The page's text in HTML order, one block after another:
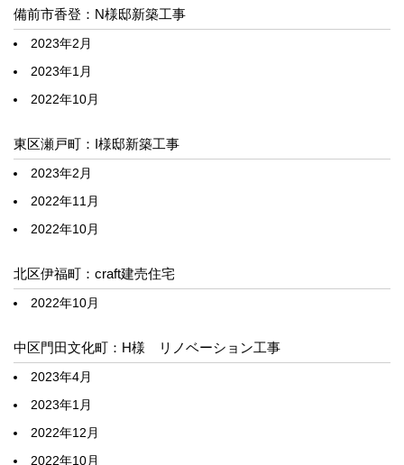
備前市香登：N様邸新築工事
2023年2月
2023年1月
2022年10月
東区瀬戸町：I様邸新築工事
2023年2月
2022年11月
2022年10月
北区伊福町：craft建売住宅
2022年10月
中区門田文化町：H様 リノベーション工事
2023年4月
2023年1月
2022年12月
2022年10月